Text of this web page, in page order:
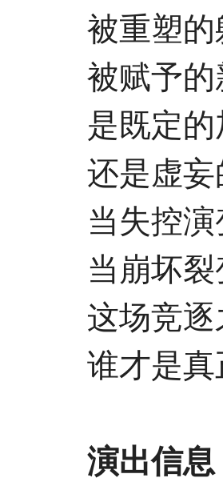
被重塑的
被赋予的
是既定的
还是虚妄
当失控演
当崩坏裂
这场竞逐
谁才是真
演出信息